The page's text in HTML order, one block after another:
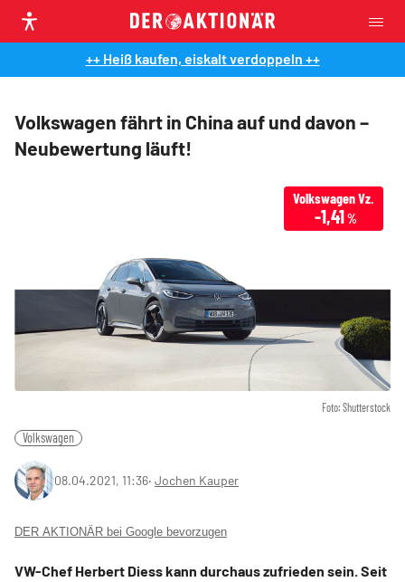
++ Heiß kaufen, eiskalt verdoppeln ++
Volkswagen fährt in China auf und davon –
Neubewertung läuft!
Foto: Shutterstock
Volkswagen Vz.
-1,41 %
Volkswagen
08.04.2021, 11:36‧ Jochen Kauper
DER AKTIONÄR bei Google bevorzugen
VW-Chef Herbert Diess kann durchaus zufrieden sein. Seit